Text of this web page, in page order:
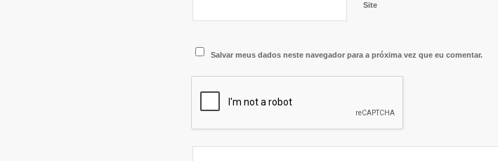
Site
Salvar meus dados neste navegador para a próxima vez que eu comentar.